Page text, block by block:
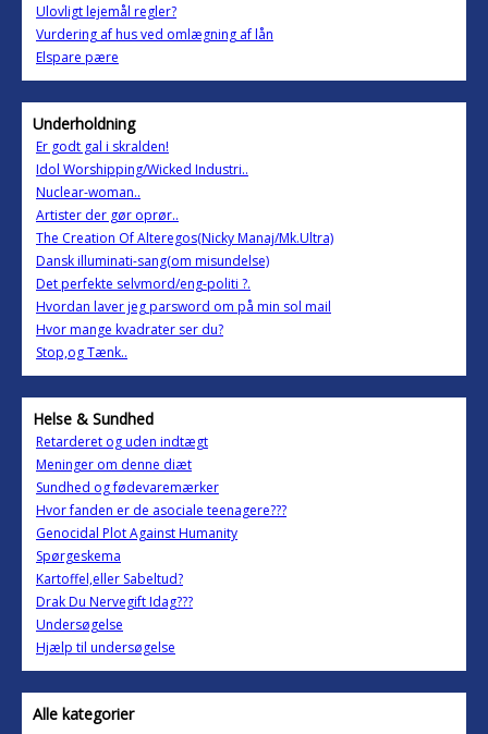
Ulovligt lejemål regler?
Vurdering af hus ved omlægning af lån
Elspare pære
Underholdning
Er godt gal i skralden!
Idol Worshipping/Wicked Industri..
Nuclear-woman..
Artister der gør oprør..
The Creation Of Alteregos(Nicky Manaj/Mk.Ultra)
Dansk illuminati-sang(om misundelse)
Det perfekte selvmord/eng-politi ?.
Hvordan laver jeg parsword om på min sol mail
Hvor mange kvadrater ser du?
Stop,og Tænk..
Helse & Sundhed
Retarderet og uden indtægt
Meninger om denne diæt
Sundhed og fødevaremærker
Hvor fanden er de asociale teenagere???
Genocidal Plot Against Humanity
Spørgeskema
Kartoffel,eller Sabeltud?
Drak Du Nervegift Idag???
Undersøgelse
Hjælp til undersøgelse
Alle kategorier